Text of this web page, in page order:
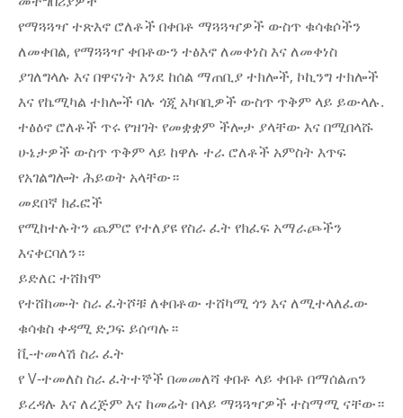
የማጓጓዣ ተጽእኖ ሮለቶች በቀበቶ ማጓጓዣዎች ውስጥ ቁሳቁሶችን
ለመቀበል, የማጓጓዣ ቀበቶውን ተፅእኖ ለመቀነስ እና ለመቀነስ
ያገለግላሉ እና በዋናነት እንደ ከሰል ማጠቢያ ተክሎች, ኮኪንግ ተክሎች
እና የኬሚካል ተክሎች ባሉ ጎጂ አካባቢዎች ውስጥ ጥቅም ላይ ይውላሉ.
ተፅዕኖ ሮለቶች ጥሩ የዝገት የመቋቋም ችሎታ ያላቸው እና በሚበላሹ
ሁኔታዎች ውስጥ ጥቅም ላይ ከዋሉ ተራ ሮለቶች አምስት እጥፍ
የአገልግሎት ሕይወት አላቸው።
መደበኛ ክፈፎች
የሚከተሉትን ጨምሮ የተለያዩ የስራ ፈት የክፈፍ አማራጮችን
እናቀርባለን።
ይድለር ተሸክሞ
የተሸከሙት ስራ ፈትሾቹ ለቀበቶው ተሸካሚ ጎን እና ለሚተላለፈው
ቁሳቁስ ቀዳሚ ድጋፍ ይሰጣሉ።
ቪ-ተመላሽ ስራ ፈት
የ V-ተመለስ ስራ ፈትተኞች በመመለሻ ቀበቶ ላይ ቀበቶ በማሰልጠን
ይረዳሉ እና ለረጅም እና ከመሬት በላይ ማጓጓዣዎች ተስማሚ ናቸው።